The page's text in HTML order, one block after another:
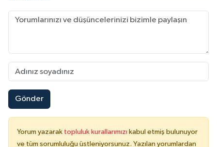
Gönder
Yorum yazarak topluluk kurallarımızı kabul etmiş bulunuyor
ve tüm sorumluluğu üstleniyorsunuz. Yazılan yorumlardan